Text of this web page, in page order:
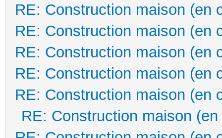
RE: Construction maison (en
RE: Construction maison (en
RE: Construction maison (en
RE: Construction maison (en
RE: Construction maison (en
RE: Construction maison